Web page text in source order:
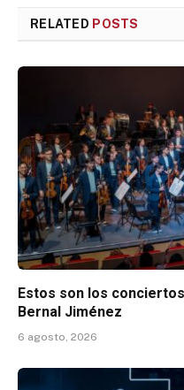
RELATED POSTS
Estos son los
Bernal Jiménez
6 agosto, 2026